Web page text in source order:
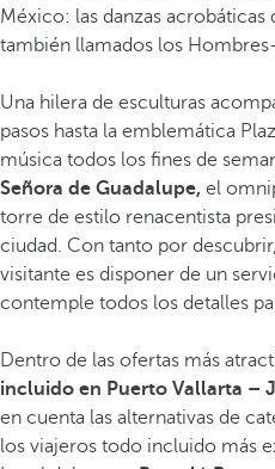
México: las danzas acrobáticas
también llamados los
Una hilera de esculturas
pasos hasta la emblemática
música todos los fines de
Señora de Guadalupe, el
torre de estilo renacentista
ciudad. Con tanto por
visitante es disponer de un
contemple todos los detalles
Dentro de las ofertas más
incluido en Puerto Vallarta –
en cuenta las alternativas de
los viajeros todo incluido más